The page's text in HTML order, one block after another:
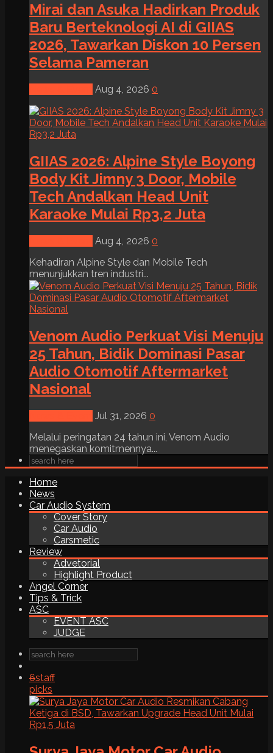
Mirai dan Asuka Hadirkan Produk
Baru Berteknologi AI di GIIAS
2026, Tawarkan Diskon 10 Persen
Selama Pameran
Aug 4, 2026 0
GIIAS 2026: Alpine Style Boyong
Body Kit Jimny 3 Door, Mobile
Tech Andalkan Head Unit
Karaoke Mulai Rp3,2 Juta
Aug 4, 2026 0
Kehadiran Alpine Style dan Mobile Tech
menunjukkan tren industri...
Venom Audio Perkuat Visi Menuju
25 Tahun, Bidik Dominasi Pasar
Audio Otomotif Aftermarket
Nasional
Jul 31, 2026 0
Melalui peringatan 24 tahun ini, Venom Audio
menegaskan komitmennya...
Home
News
Car Audio System
Cover Story
Car Audio
Carsmetic
Review
Advetorial
Highlight Product
Angel Corner
Tips & Trick
ASC
EVENT ASC
JUDGE
6staff
picks